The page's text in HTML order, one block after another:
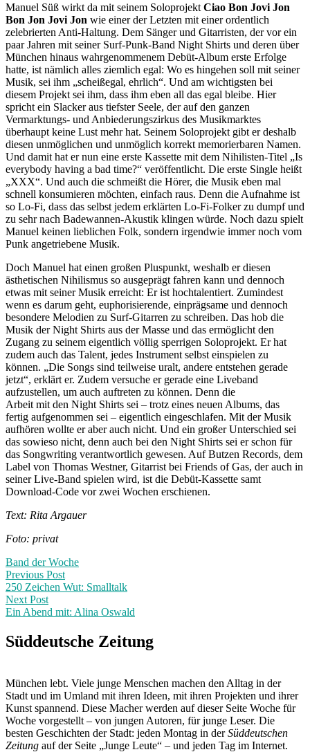
Manuel Süß wirkt da mit seinem Soloprojekt Ciao Bon Jovi Jon
Bon Jon Jovi Jon wie einer der Letzten mit einer ordentlich
zelebrierten Anti-Haltung. Dem Sänger und Gitarristen, der vor ein
paar Jahren mit seiner Surf-Punk-Band Night Shirts und deren über
München hinaus wahrgenommenem Debüt-Album erste Erfolge
hatte, ist nämlich alles ziemlich egal: Wo es hingehen soll mit seiner
Musik, sei ihm „scheißegal, ehrlich“. Und am wichtigsten bei
diesem Projekt sei ihm, dass ihm eben all das egal bleibe. Hier
spricht ein Slacker aus tiefster Seele, der auf den ganzen
Vermarktungs- und Anbiederungszirkus des Musikmarktes
überhaupt keine Lust mehr hat. Seinem Soloprojekt gibt er deshalb
diesen unmöglichen und unmöglich korrekt memorierbaren Namen.
Und damit hat er nun eine erste Kassette mit dem Nihilisten-Titel „Is
everybody having a bad time?“ veröffentlicht. Die erste Single heißt
„XXX“. Und auch die schmeißt die Hörer, die Musik eben mal
schnell konsumieren möchten, einfach raus. Denn die Aufnahme ist
so Lo-Fi, dass das selbst jedem erklärten Lo-Fi-Folker zu dumpf und
zu sehr nach Badewannen-Akustik klingen würde. Noch dazu spielt
Manuel keinen lieblichen Folk, sondern irgendwie immer noch vom
Punk angetriebene Musik.
Doch Manuel hat einen großen Pluspunkt, weshalb er diesen
ästhetischen Nihilismus so ausgeprägt fahren kann und dennoch
etwas mit seiner Musik erreicht: Er ist hochtalentiert. Zumindest
wenn es darum geht, euphorisierende, einprägsame und dennoch
besondere Melodien zu Surf-Gitarren zu schreiben. Das hob die
Musik der Night Shirts aus der Masse und das ermöglicht den
Zugang zu seinem eigentlich völlig sperrigen Soloprojekt. Er hat
zudem auch das Talent, jedes Instrument selbst einspielen zu
können. „Die Songs sind teilweise uralt, andere entstehen gerade
jetzt“, erklärt er. Zudem versuche er gerade eine Liveband
aufzustellen, um auch auftreten zu können. Denn die
Arbeit mit den Night Shirts sei – trotz eines neuen Albums, das
fertig aufgenommen sei – eigentlich eingeschlafen. Mit der Musik
aufhören wollte er aber auch nicht. Und ein großer Unterschied sei
das sowieso nicht, denn auch bei den Night Shirts sei er schon für
das Songwriting verantwortlich gewesen. Auf Butzen Records, dem
Label von Thomas Westner, Gitarrist bei Friends of Gas, der auch in
seiner Live-Band spielen wird, ist die Debüt-Kassette samt
Download-Code vor zwei Wochen erschienen.
Text: Rita Argauer
Foto: privat
Band der Woche
Post
navigation
Previous PostPrevious
post:
250 Zeichen Wut: Smalltalk
Next Post
Ein Abend mit: Alina Oswald
Post:
Süddeutsche Zeitung
München lebt. Viele junge Menschen machen den Alltag in der
Stadt und im Umland mit ihren Ideen, mit ihren Projekten und ihrer
Kunst spannend. Diese Macher werden auf dieser Seite Woche für
Woche vorgestellt – von jungen Autoren, für junge Leser. Die
besten Geschichten der Stadt: jeden Montag in derSüddeutschen
Zeitung auf der Seite „Junge Leute“ – und jeden Tag im Internet.